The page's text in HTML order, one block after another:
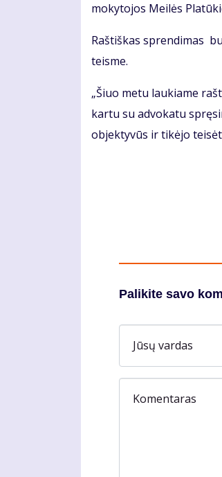
mokytojos Meilės
Raštiškas sprendimas
teisme.
„Šiuo metu laukiame
kartu su advokatu
objektyvūs ir tikėjo
Palikite savo
Jūsų vardas
Komentaras